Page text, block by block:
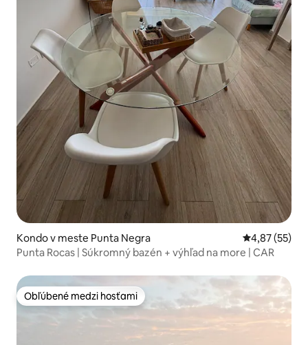
Kondo v meste Punta Negra Priemerné
4,87 (55)
Punta Rocas | Súkromný bazén + výhľad na more | CAR
Obľúbené medzi hosťami
Obľúbené medzi hosťami